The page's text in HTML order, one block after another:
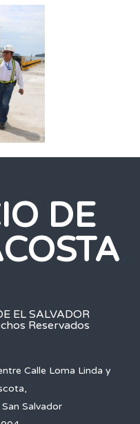
DE
EL SALVADOR
Reservados
Calle Loma Linda y
Salvador